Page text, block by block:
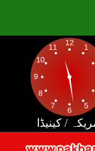
/ کینیڈا